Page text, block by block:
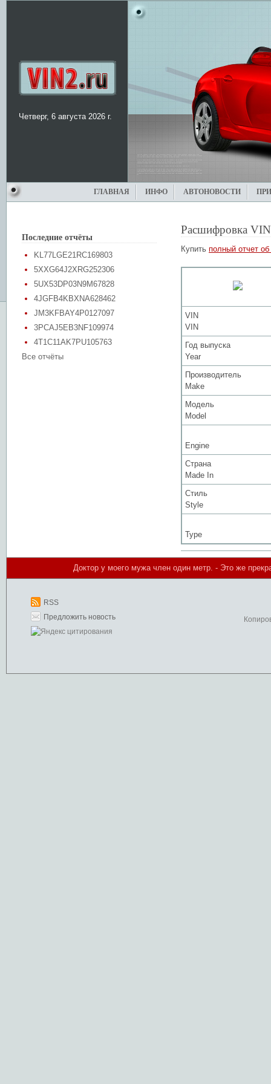
Четверг, 6 августа 2026 г.
ГЛАВНАЯ ИНФО АВТОНОВОСТИ
Последние отчёты
KL77LGE21RC169803
5XXG64J2XRG252306
5UX53DP03N9M67828
4JGFB4KBXNA628462
JM3KFBAY4P0127097
3PCAJ5EB3NF109974
4T1C11AK7PU105763
Все отчёты
Расшифровка
Купить полный отчет об
VIN
VIN
Год выпуска
Year
Производитель
Make
Модель
Model
Engine
Страна
Made In
Стиль
Style
Type
Доктор у моего мужа член один метр. - Это же
RSS
Предложить новость